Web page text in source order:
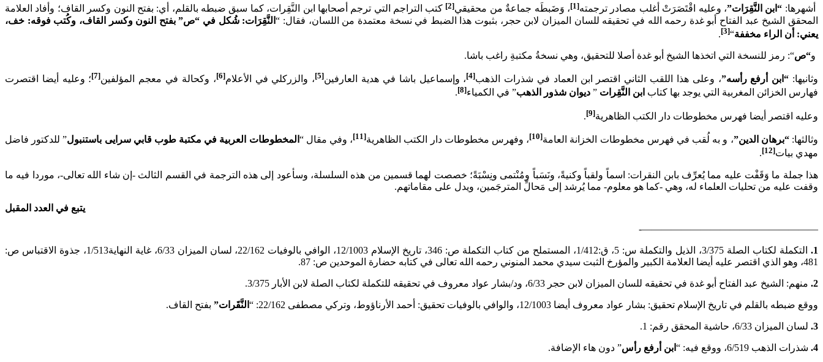
أشهرها: “ابن النَّقِرَات”، وعليه اقْتَصَرَتْ أغلب مصادر ترجمته[1] ، وَضَبطَه جماعةٌ من محقيقي[2]
كتب التراجم التي ترجم أصحابها ابن النَّقِرات، كما سبق ضبطه بالقلم، أي: بفتح النون وكسر القاف؛ وأفاد العلامة
المحقق الشيخ عبد الفتاح أبو غدة رحمه الله في تحقيقه للسان الميزان لابن حجر، بثبوت هذا الضبط في نسخة معتمدة من اللسان، فقال: “النَّقِرَات: شُكل في “ص” بفتح النون وكسر القاف، وكُتب فوقه: خف،
يعني: أن الراء مخففة“
[3]
.
و“ص“: رمز للنسخة التي اتخذها الشيخ أبو غدة أصلا للتحقيق، وهي نسخةُ مكتبةِ راغب باشا.
وثانيها: “ابن أرفع رأسه”، وعلى هذا اللقب الثاني اقتصر ابن العماد في شذرات الذهب[4] ، وإسماعيل باشا في هدية العارفين[5] ، والزركلي في الأعلام[6] ، وكحالة في معجم المؤلفين[7]
؛ وعليه أيضا اقتصرت
فهارس الخزائن المغربية التي يوجد بها كتاب ابن النَّقِرات ” ديوان شذور الذهب” في الكمياء[8]
.
وعليه اقتصر أيضا فهرس مخطوطات دار الكتب الظاهرية[9]
.
وثالثها:“برهان الدين”، و به لُقب في فهرس مخطوطات الخزانة العامة[10] ، وفهرس مخطوطات دار الكتب الظاهرية[11] ، وفي مقال “ المخطوطات العربية في مكتبة طوب قابي سرايى باستنبول” للدكتور فاضل
مهدي بيات[12]
.
هذا جملة ما وَقَفْت عليه مما يُعرِّف بابن النقرات: اسماً ولقباً وكنيةً، ونَسَباً ومُنْتمى ونِسْبَةً؛ خصصت لهما قسمين من هذه السلسلة، وسأعود إلى هذه الترجمة في القسم الثالث -إن شاء الله تعالى-، موردا فيه ما
وقفت عليه من تحليات العلماء له، وهي -كما هو معلوم- مما يُرشد إلى مَحالِّ المترجَمين، ويدل على مقاماتهم.
يتبع في العدد المقبل
——————————————————-
1.
التكملة لكتاب الصلة 3/375، الذيل والتكملة س: 5، ق:1/412، المستملح من كتاب التكملة ص: 346، تاريخ الإسلام 12/1003، الوافي بالوفيات 22/162، لسان الميزان 6/33، غاية النهاية1/513، جذوة الاقتباس ص:
481، وهو الذي اقتصر عليه أيضا العلامة الكبير والمؤرخ الثبت سيدي محمد المنوني رحمه الله تعالى في كتابه حضارة الموحدين ص: 87.
2. منهم: الشيخ عبد الفتاح أبو غدة في تحقيقه للسان الميزان لابن حجر 6/33، ود/بشار عواد معروف في تحقيقه للتكملة لكتاب الصلة لابن الأبار 3/375.
ووقع ضبطه بالقلم في تاريخ الإسلام تحقيق: بشار عواد معروف أيضا 12/1003، والوافي بالوفيات تحقيق: أحمد الأرناؤوط، وتركي مصطفى 22/162: “ النَّقَرات” بفتح القاف.
3. لسان الميزان 6/33، حاشية المحقق رقم: 1.
4. شذرات الذهب 6/519، ووقع فيه: “ ابن أرفع رأس” دون هاء الإضافة.